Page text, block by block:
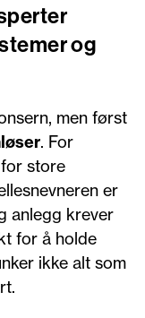
og
men først
. For
store
er
anlegg krever
for å holde
ikke alt som